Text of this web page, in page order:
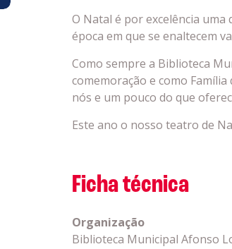
O Natal é por excelência
época em que se enaltecem
Como sempre a Biblioteca
comemoração e como
nós e um pouco do que
Este ano o nosso teatro de
Ficha técnica
Organização
Biblioteca Municipal Afonso